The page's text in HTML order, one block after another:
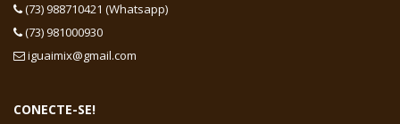
(73) 988710421 (Whatsapp)
(73) 981000930
iguaimix@gmail.com
CONECTE-SE!